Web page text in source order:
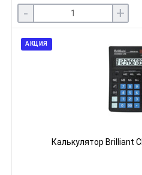
- +
АКЦИЯ
Калькулятор Brilliant